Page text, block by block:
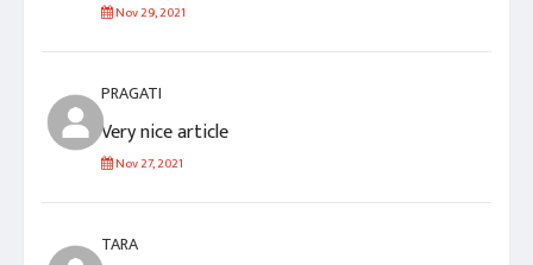
Nov 29, 2021
PRAGATI
Very nice article
Nov 27, 2021
TARA